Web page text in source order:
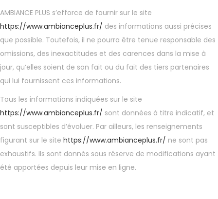
AMBIANCE PLUS s’efforce de fournir sur le site
https://www.ambianceplus.fr/ des informations aussi précises
que possible. Toutefois, il ne pourra être tenue responsable des
omissions, des inexactitudes et des carences dans la mise à
jour, qu’elles soient de son fait ou du fait des tiers partenaires
qui lui fournissent ces informations.
Tous les informations indiquées sur le site
https://www.ambianceplus.fr/ sont données à titre indicatif, et
sont susceptibles d’évoluer. Par ailleurs, les renseignements
figurant sur le site https://www.ambianceplus.fr/ ne sont pas
exhaustifs. Ils sont donnés sous réserve de modifications ayant
été apportées depuis leur mise en ligne.